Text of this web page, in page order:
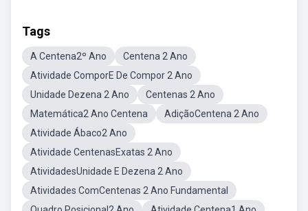
Tags
A Centena2º Ano
Centena 2 Ano
Atividade ComporE De Compor 2 Ano
Unidade Dezena 2 Ano
Centenas 2 Ano
Matemática2 Ano Centena
AdiçãoCentena 2 Ano
Atividade Ábaco2 Ano
Atividade CentenasExatas 2 Ano
AtividadesUnidade E Dezena 2 Ano
Atividades ComCentenas 2 Ano Fundamental